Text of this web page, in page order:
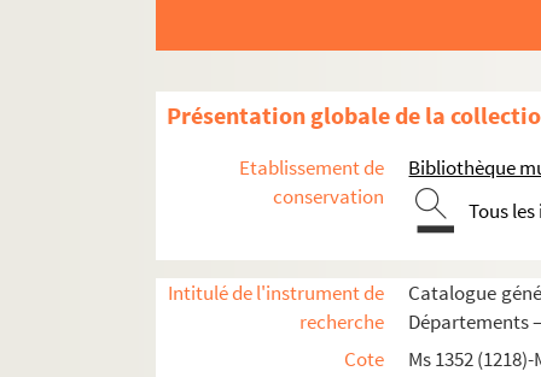
Présentation globale de la
Etablissement de
conservation
Bibliothèque
Tous
Intitulé de l'instrument de
recherche
Catalogue
Départements
Cote
Ms 1352
Ms 1418 (1283). Recueil de pièces
Ms 1420 (1285). Recueil de pièces,
Ms 1421 (1286). Recueil d'actes notariés
Ms 1422 (1287). Recueil de correspondances,
Ms 1423 (1288). Recueil des pièces
Ms 1424 (1289). Recueil de pièces
Ms 1425 (1290). Recueil de pièces